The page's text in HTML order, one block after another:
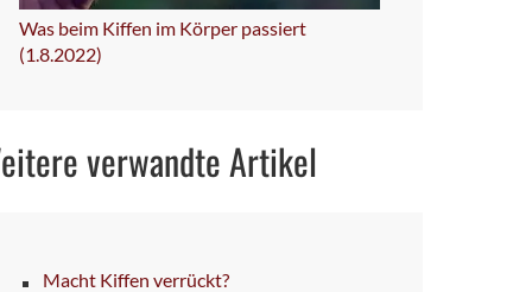
Was beim Kiffen im Körper passiert
(1.8.2022)
verwandte Artikel
Macht Kiffen verrückt?